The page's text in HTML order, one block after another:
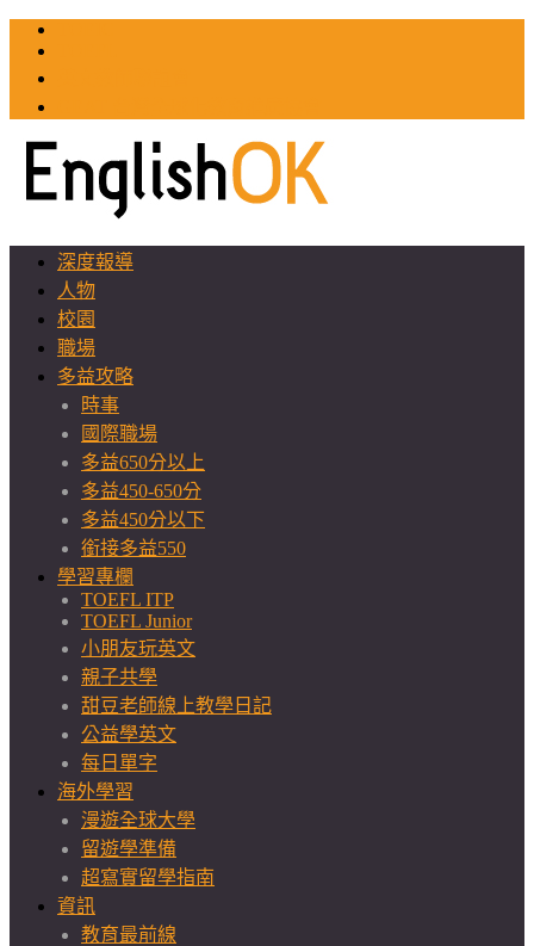
深度報導
人物
校園
職場
多益攻略
時事
國際職場
多益650分以上
多益450-650分
多益450分以下
銜接多益550
學習專欄
TOEFL ITP
TOEFL Junior
小朋友玩英文
親子共學
甜豆老師線上教學日記
公益學英文
每日單字
海外學習
漫遊全球大學
留遊學準備
超寫實留學指南
資訊
教育最前線